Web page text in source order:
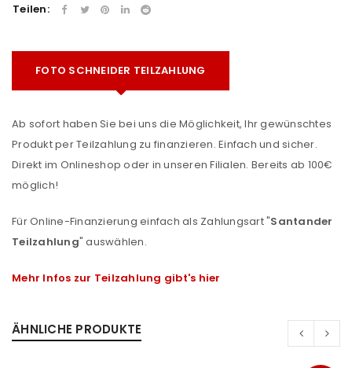
Teilen:
FOTO SCHNEIDER TEILZAHLUNG
Ab sofort haben Sie bei uns die Möglichkeit, Ihr gewünschtes
Produkt per Teilzahlung zu finanzieren. Einfach und sicher.
Direkt im Onlineshop oder in unseren Filialen. Bereits ab 100€
möglich!
Für Online-Finanzierung einfach als Zahlungsart "Santander
Teilzahlung" auswählen.
Mehr Infos zur Teilzahlung gibt's hier
ÄHNLICHE PRODUKTE